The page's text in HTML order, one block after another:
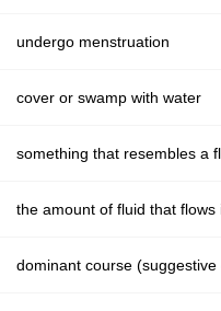
undergo menstruation
cover or swamp with water
something that resembles a
the amount of fluid that flows
dominant course